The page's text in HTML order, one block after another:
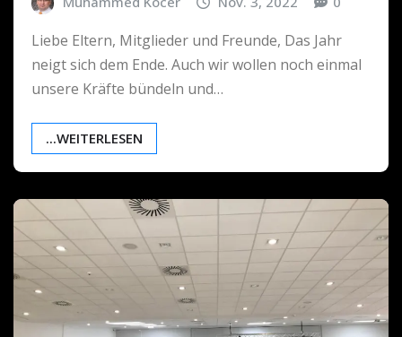
Liebe Eltern, Mitglieder und Freunde, Das Jahr
neigt sich dem Ende. Auch wir wollen noch einmal
unsere Kräfte bündeln und…
...WEITERLESEN